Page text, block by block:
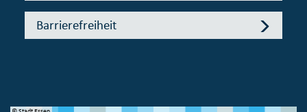
Barrierefreiheit